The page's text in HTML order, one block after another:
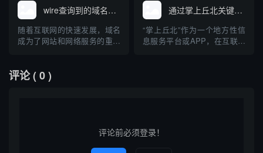
群”这样的社区组织，如何通过
群体资源、技术手段高效查找
相关域名，成为业主们关注的
话题。本文将介绍域名的基础
升。用户或企业在选择外露灯
串产品时，经常通过关键词搜
索，以获得相关的资讯、产品
或供应商信息。本文介绍了通
wire查询到的域名网站
随着互联网的快速发展，域名
成为了网站和网络服务的重要
具或关键词，帮助用户查询特
定的域名及其相关信息。本文
通过掌上丘北关键词查询到的域名
“掌上丘北”作为一个地方性信
息服务平台或APP，在互联网
开...
评论( 0 )
评论前必须登录！